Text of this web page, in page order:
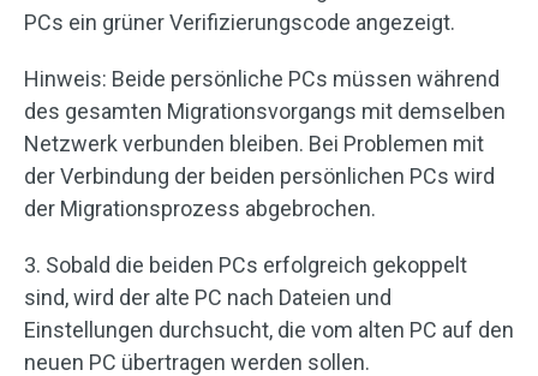
PCs ein grüner Verifizierungscode angezeigt.
Hinweis: Beide persönliche PCs müssen während
des gesamten Migrationsvorgangs mit demselben
Netzwerk verbunden bleiben. Bei Problemen mit
der Verbindung der beiden persönlichen PCs wird
der Migrationsprozess abgebrochen.
3. Sobald die beiden PCs erfolgreich gekoppelt
sind, wird der alte PC nach Dateien und
Einstellungen durchsucht, die vom alten PC auf den
neuen PC übertragen werden sollen.